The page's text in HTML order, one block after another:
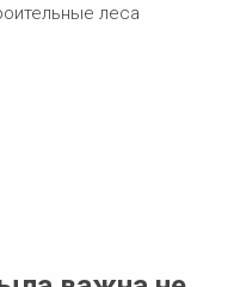
леса